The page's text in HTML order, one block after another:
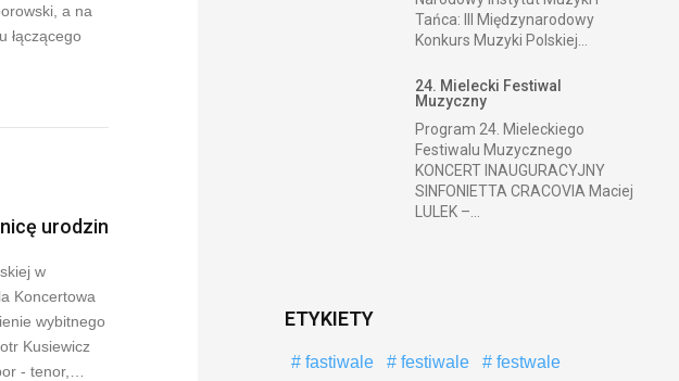
a na
łączącego
urodzin
w
Koncertowa
wybitnego
Kusiewicz
- tenor,…
Tańca: III Międzynarodowy
Konkurs Muzyki Polskiej...
24. Mielecki Festiwal
Muzyczny
Program 24. Mieleckiego
Festiwalu Muzycznego
KONCERT INAUGURACYJNY
SINFONIETTA CRACOVIA Maciej
LULEK –...
ETYKIETY
fastiwale festiwale
festwale